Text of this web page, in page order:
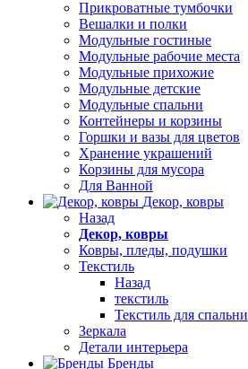
Прикроватные тумбочки
Вешалки и полки
Модульные гостиные
Модульные рабочие места
Модульные прихожие
Модульные детские
Модульные спальни
Контейнеры и корзины
Горшки и вазы для цветов
Хранение украшений
Корзины для мусора
Для Ванной
Декор, ковры
Назад
Декор, ковры
Ковры, пледы, подушки
Текстиль
Назад
текстиль
Текстиль для спальни
Зеркала
Детали интерьера
Бренды